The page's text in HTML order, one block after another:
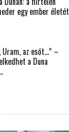
egy ember életét
Uram, az esőt…” –
a Duna